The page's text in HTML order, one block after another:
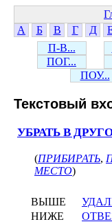
А
Б В Г Д
П-В...
ПОГ...
ПОУ...
Текстовый
УБРАТЬ В
(ПРИБИРАТЬ,
МЕСТО)
ВЫШЕ
НИЖЕ